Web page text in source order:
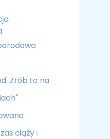
Zrób to na
ciąży i